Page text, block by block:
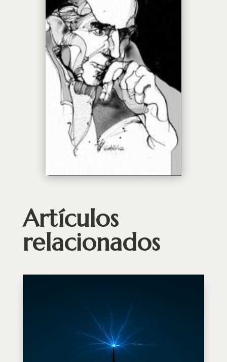
Artículos
relacionados